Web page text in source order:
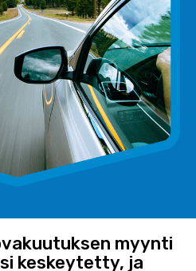
myynti
keskeytetty, ja